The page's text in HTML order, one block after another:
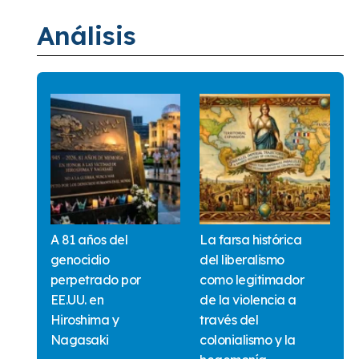
Análisis
A 81 años del
genocidio
perpetrado por
EE.UU. en
Hiroshima y
Nagasaki
La farsa histórica
del liberalismo
como legitimador
de la violencia a
través del
colonialismo y la